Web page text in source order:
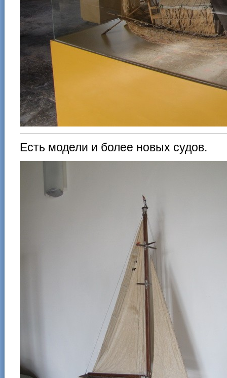
Есть модели и более новых судов.